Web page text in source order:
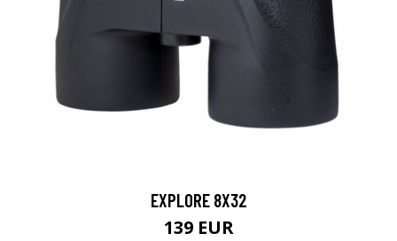
EXPLORE 8X32
139 EUR